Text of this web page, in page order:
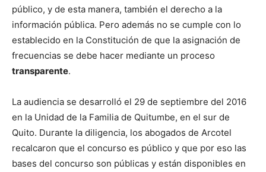
público, y de esta manera, también el derecho a la
información pública. Pero además no se cumple con lo
establecido en la Constitución de que la asignación de
frecuencias se debe hacer mediante un proceso
transparente.
La audiencia se desarrolló el 29 de septiembre del 2016
en la Unidad de la Familia de Quitumbe, en el sur de
Quito. Durante la diligencia, los abogados de Arcotel
recalcaron que el concurso es público y que por eso las
bases del concurso son públicas y están disponibles en